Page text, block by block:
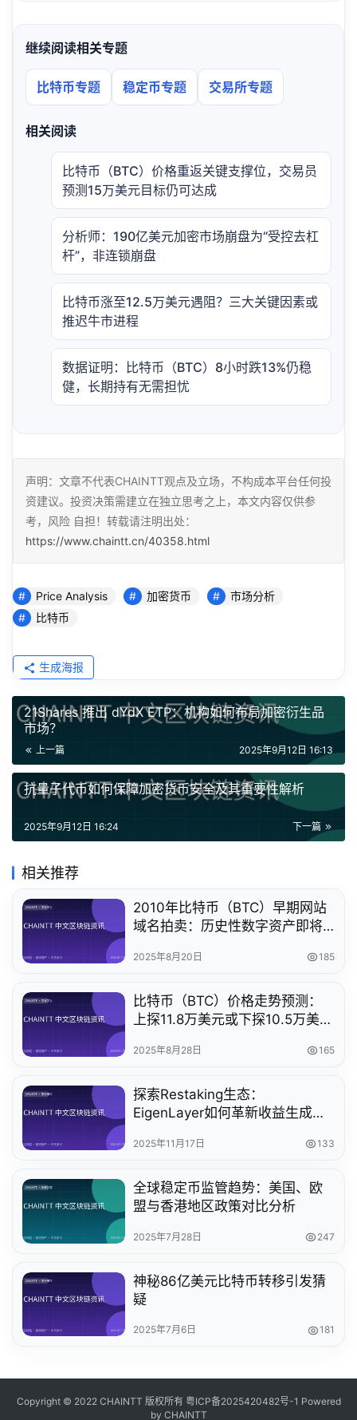
继续阅读相关专题
比特币专题 稳定币专题 交易所专题
相关阅读
比特币（BTC）价格重返关键支撑位，交易员
预测15万美元目标仍可达成
分析师：190亿美元加密市场崩盘为“受控去杠
杆”，非连锁崩盘
比特币涨至12.5万美元遇阻？三大关键因素或
推迟牛市进程
数据证明：比特币（BTC）8小时跌13%仍稳
健，长期持有无需担忧
声明：文章不代表CHAINTT观点及立场，不构成本平台任何投
资建议。投资决策需建立在独立思考之上，本文内容仅供参
考，风险 自担！转载请注明出处：
https://www.chaintt.cn/40358.html
Price Analysis 加密货币
市场分析
比特币
生成海报
21Shares 推出 dYdX ETP：机构如何布局加密衍生品
市场？
上一篇 2025年9月12日 16:13
抗量子代币如何保障加密货币安全及其重要性解析
下一篇
2025年9月12日 16:24
相关推荐
2010年比特币（BTC）早期网站
域名拍卖：历史性数字资产即将
2025年8月20日 185
比特币（BTC）价格走势预测：
上探11.8万美元或下探10.5万美
2025年8月28日 165
探索Restaking生态：
EigenLayer如何革新收益生成模
2025年11月17日 133
全球稳定币监管趋势：美国、欧
盟与香港地区政策对比分析
2025年7月28日 247
神秘86亿美元比特币转移引发猜
疑
2025年7月6日 181
Copyright © 2022 CHAINTT 版权所有 粤ICP备2025420482号-1 Powered
by CHAINTT